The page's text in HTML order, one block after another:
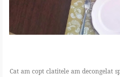
Cat am copt clatitele am decongelat